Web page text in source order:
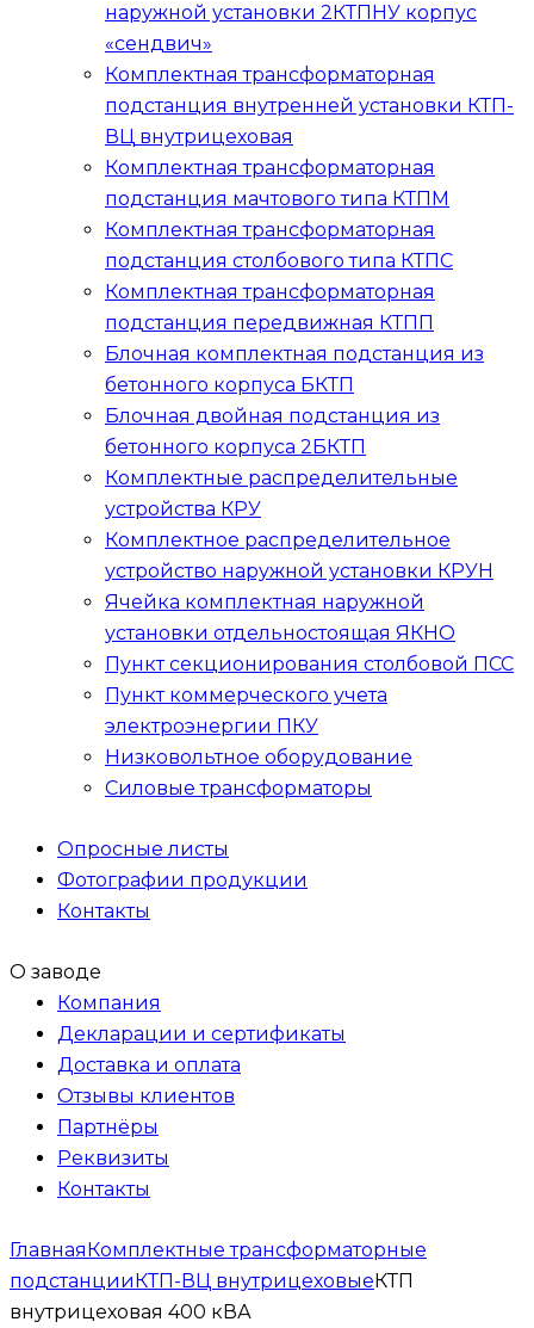
наружной установки 2КТПНУ корпус
«сендвич»
Комплектная трансформаторная
подстанция внутренней установки КТП-
ВЦ внутрицеховая
Комплектная трансформаторная
подстанция мачтового типа КТПМ
Комплектная трансформаторная
подстанция столбового типа КТПС
Комплектная трансформаторная
подстанция передвижная КТПП
Блочная комплектная подстанция из
бетонного корпуса БКТП
Блочная двойная подстанция из
бетонного корпуса 2БКТП
Комплектные распределительные
устройства КРУ
Комплектное распределительное
устройство наружной установки КРУН
Ячейка комплектная наружной
установки отдельностоящая ЯКНО
Пункт секционирования столбовой ПСС
Пункт коммерческого учета
электроэнергии ПКУ
Низковольтное оборудование
Силовые трансформаторы
Опросные листы
Фотографии продукции
Контакты
О заводе
Компания
Декларации и сертификаты
Доставка и оплата
Отзывы клиентов
Партнёры
Реквизиты
Контакты
Главная Комплектные трансформаторные
подстанции КТП-ВЦ внутрицеховые КТП
внутрицеховая 400 кВА